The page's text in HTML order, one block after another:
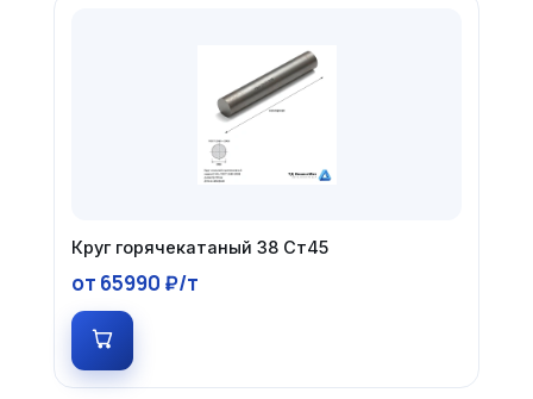
Круг горячекатаный 38 Ст45
от 65990 ₽/т